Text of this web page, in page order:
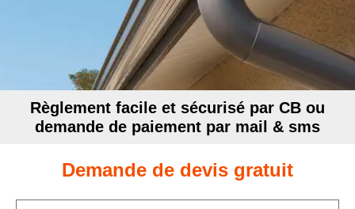
Règlement facile et sécurisé par CB ou
demande de paiement par mail & sms
Demande de devis gratuit